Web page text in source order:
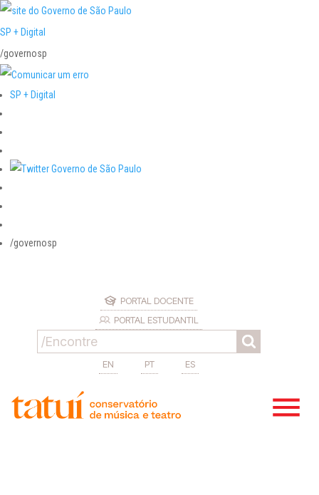
SP + Digital
/governosp
SP + Digital
/governosp
PORTAL DOCENTE
PORTAL ESTUDANTIL
EN PT ES